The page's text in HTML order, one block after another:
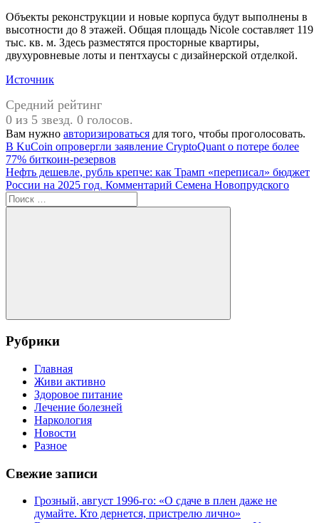
Объекты реконструкции и новые корпуса будут выполнены в
высотности до 8 этажей. Общая площадь Nicole составляет 119
тыс. кв. м. Здесь разместятся просторные квартиры,
двухуровневые лоты и пентхаусы с дизайнерской отделкой.
Источник
Средний рейтинг
0 из 5 звезд. 0 голосов.
Вам нужно авторизироваться для того, чтобы проголосовать.
Навигация
по
записям
Предыдущая
запись:
В KuCoin опровергли заявление CryptoQuant о потере более
77% биткоин-резервов
Следующая
запись:
Нефть дешевле, рубль крепче: как Трамп «переписал» бюджет
России на 2025 год. Комментарий Семена Новопрудского
Поиск
для:
Поиск
Рубрики
Главная
Живи активно
Здоровое питание
Лечение болезней
Наркология
Новости
Разное
Свежие записи
Грозный, август 1996-го: «О сдаче в плен даже не
думайте. Кто дернется, пристрелю лично»